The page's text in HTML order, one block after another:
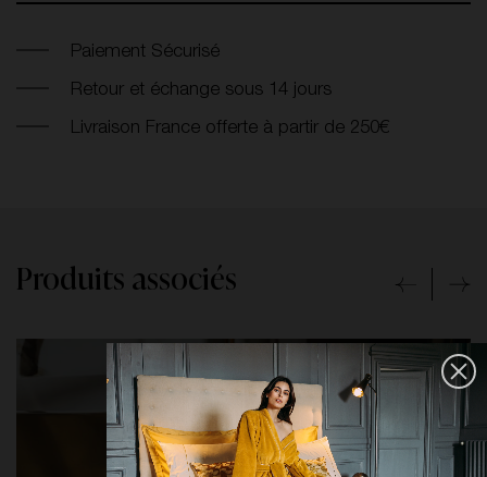
Paiement Sécurisé
Retour et échange sous 14 jours
Livraison France offerte à partir de 250€
Produits associés